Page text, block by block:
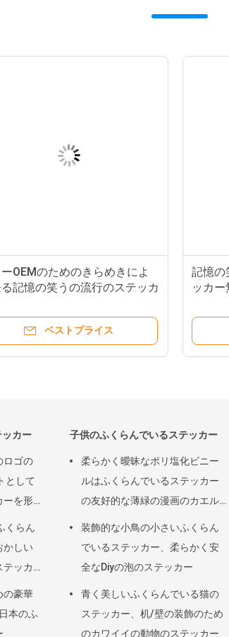
ーOEMのためのきらめきによ
る記憶の笑うの流行のステッカ
ベストプライス
記憶の
ッカ
ッカー
ロゴの
として
ーを形
くらん
かしい
テッカ
ットか
の豪華
本のふ
子供のふくらんでいるステッカー
柔らかく曖昧なポリ塩化ビニー
ルはふくらんでいるステッカー
の友好的な薄緑の漫画のカエル
の形エコをからかいます
装飾的な小鳥の小さいふくらん
でいるステッカー、柔らかく安
全なDiyの泡のステッカー
青く美しいふくらんでいる猫の
ステッカー、机/壁の装飾のため
のカワイイの動物のステッカー